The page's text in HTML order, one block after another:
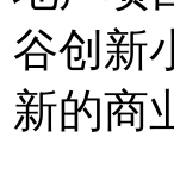
谷创新
新的商